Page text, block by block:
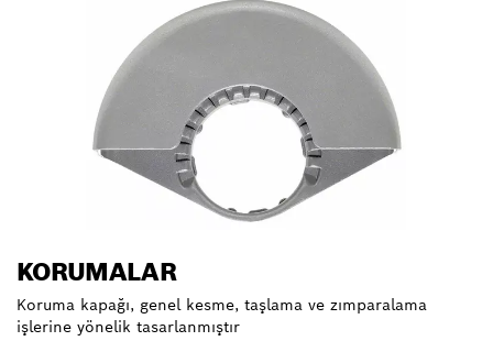
KORUMALAR
Koruma kapağı, genel kesme, taşlama ve zımparalama
işlerine yönelik tasarlanmıştır